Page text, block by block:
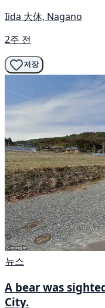
Iida 大休, Nagano
2주 전
저장
뉴스
A bear was
City.